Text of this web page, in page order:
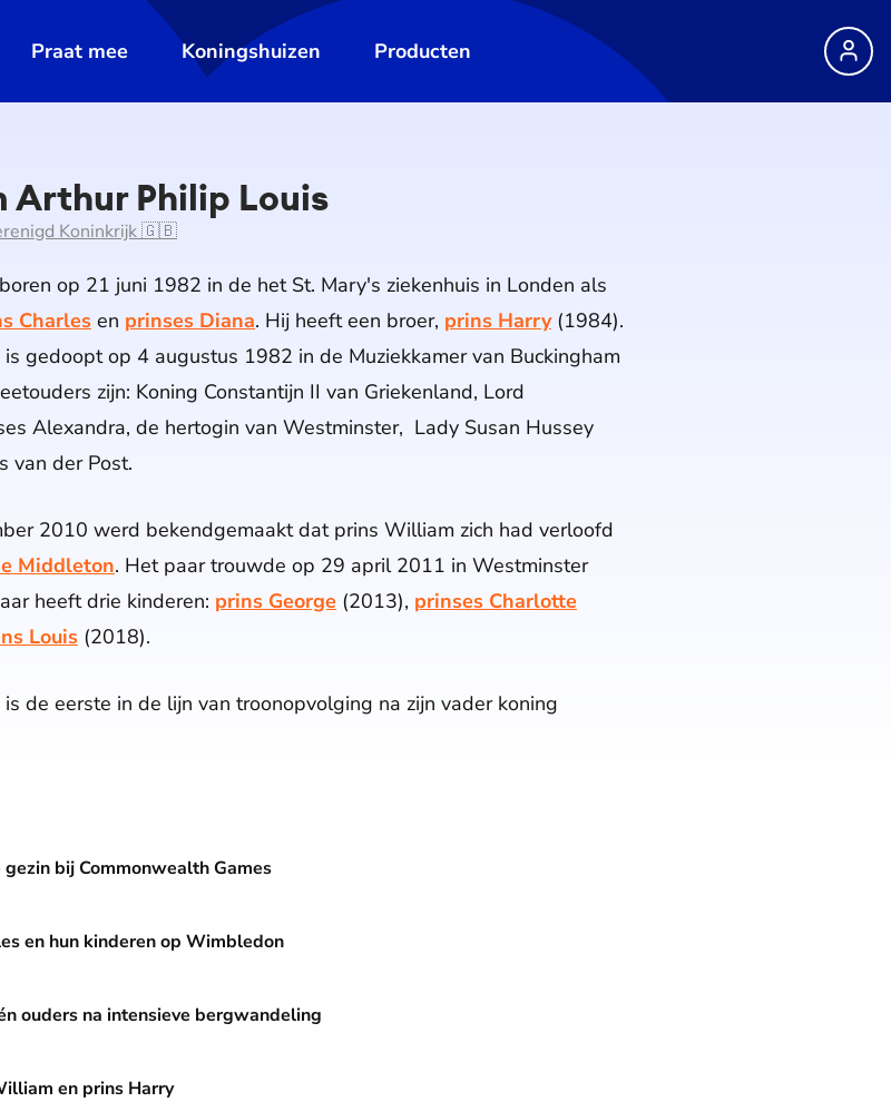
Praat mee Koningshuizen Producten
Arthur Philip Louis
Koninkrijk 🇬🇧
op 21 juni 1982 in de het St. Mary's ziekenhuis in Londen als
Charles en prinses Diana. Hij heeft een broer, prins Harry(1984).
gedoopt op 4 augustus 1982 in de Muziekkamer van Buckingham
zijn: Koning Constantijn II van Griekenland, Lord
Alexandra, de hertogin van Westminster, Lady Susan Hussey
van der Post.
2010 werd bekendgemaakt dat prins William zich had verloofd
Middleton. Het paar trouwde op 29 april 2011 in Westminster
heeft drie kinderen: prins George (2013), prinses Charlotte
Louis (2018).
de eerste in de lijn van troonopvolging na zijn vader koning
Games
bij Commonwealth Games
op Wimbledon
en hun kinderen op Wimbledon
bergwandeling
ouders na intensieve bergwandeling
Harry en prins Harry